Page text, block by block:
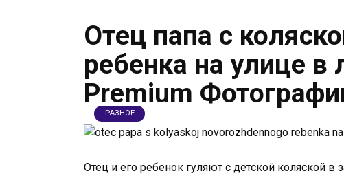
Отец папа с
ребенка на улице в
Premium
РАЗНОЕ
Отец и его ребенок гуляют с детской коляской